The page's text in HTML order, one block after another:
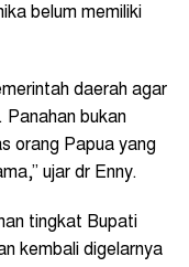
belum memiliki
daerah agar
Panahan bukan
orang Papua yang
ujar dr Enny.
tingkat Bupati
kembali digelarnya